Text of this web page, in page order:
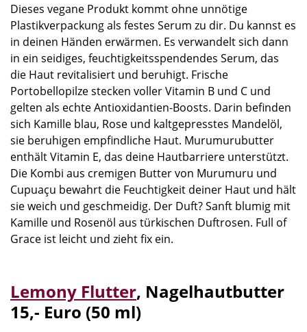
Dieses vegane Produkt kommt ohne unnötige
Plastikverpackung als festes Serum zu dir. Du kannst es
in deinen Händen erwärmen. Es verwandelt sich dann
in ein seidiges, feuchtigkeitsspendendes Serum, das
die Haut revitalisiert und beruhigt. Frische
Portobellopilze stecken voller Vitamin B und C und
gelten als echte Antioxidantien-Boosts. Darin befinden
sich Kamille blau, Rose und kaltgepresstes Mandelöl,
sie beruhigen empfindliche Haut. Murumurubutter
enthält Vitamin E, das deine Hautbarriere unterstützt.
Die Kombi aus cremigen Butter von Murumuru und
Cupuaçu bewahrt die Feuchtigkeit deiner Haut und hält
sie weich und geschmeidig. Der Duft? Sanft blumig mit
Kamille und Rosenöl aus türkischen Duftrosen. Full of
Grace ist leicht und zieht fix ein.
Lemony Flutter, Nagelhautbutter
15,- Euro (50 ml)